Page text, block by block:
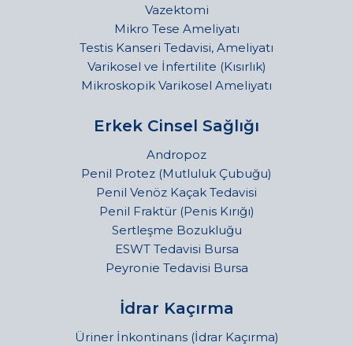
Vazektomi
Mikro Tese Ameliyatı
Testis Kanseri Tedavisi, Ameliyatı
Varikosel ve İnfertilite (Kısırlık)
Mikroskopik Varikosel Ameliyatı
Erkek Cinsel Sağlığı
Andropoz
Penil Protez (Mutluluk Çubuğu)
Penil Venöz Kaçak Tedavisi
Penil Fraktür (Penis Kırığı)
Sertleşme Bozukluğu
ESWT Tedavisi Bursa
Peyronie Tedavisi Bursa
İdrar Kaçırma
Üriner İnkontinans (İdrar Kaçırma)